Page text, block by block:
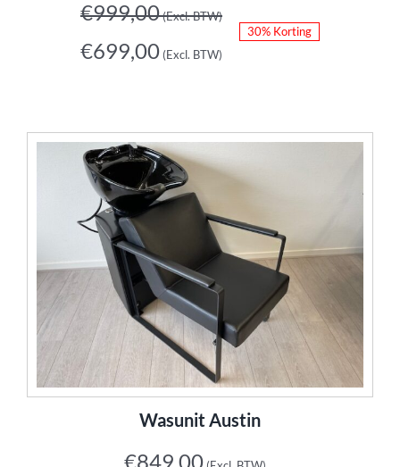
€999,00(Excl. BTW)
€699,00 (Excl. BTW)
30% Korting
Wasunit Austin
€849,00